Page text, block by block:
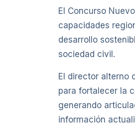
El Concurso
capacidades
desarrollo
sociedad civil.
El director alterno
para fortalecer la
generando
información